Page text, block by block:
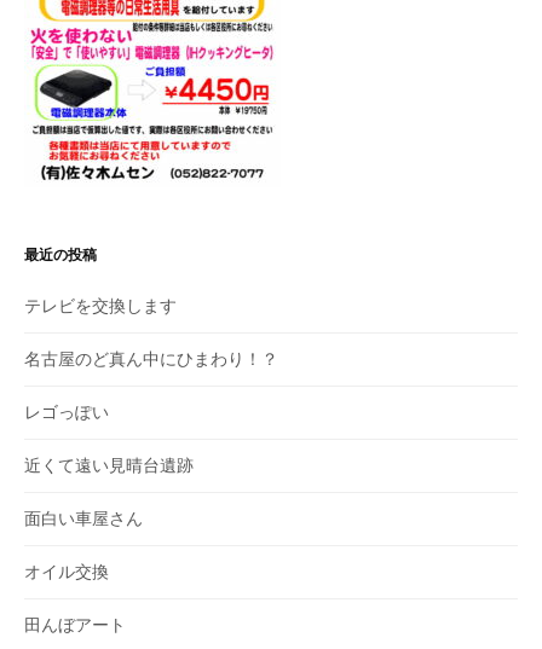
最近の投稿
テレビを交換します
名古屋のど真ん中にひまわり！？
レゴっぽい
近くて遠い見晴台遺跡
面白い車屋さん
オイル交換
田んぼアート